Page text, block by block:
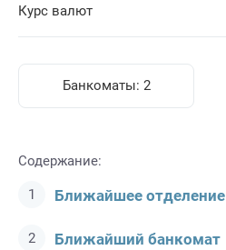
Курс валют
Банкоматы: 2
Содержание:
Ближайшее отделение
Ближайший банкомат